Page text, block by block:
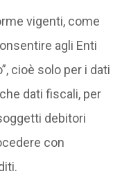
vigenti, come
agli Enti
cioè solo per i dati
dati fiscali, per
debitori
con